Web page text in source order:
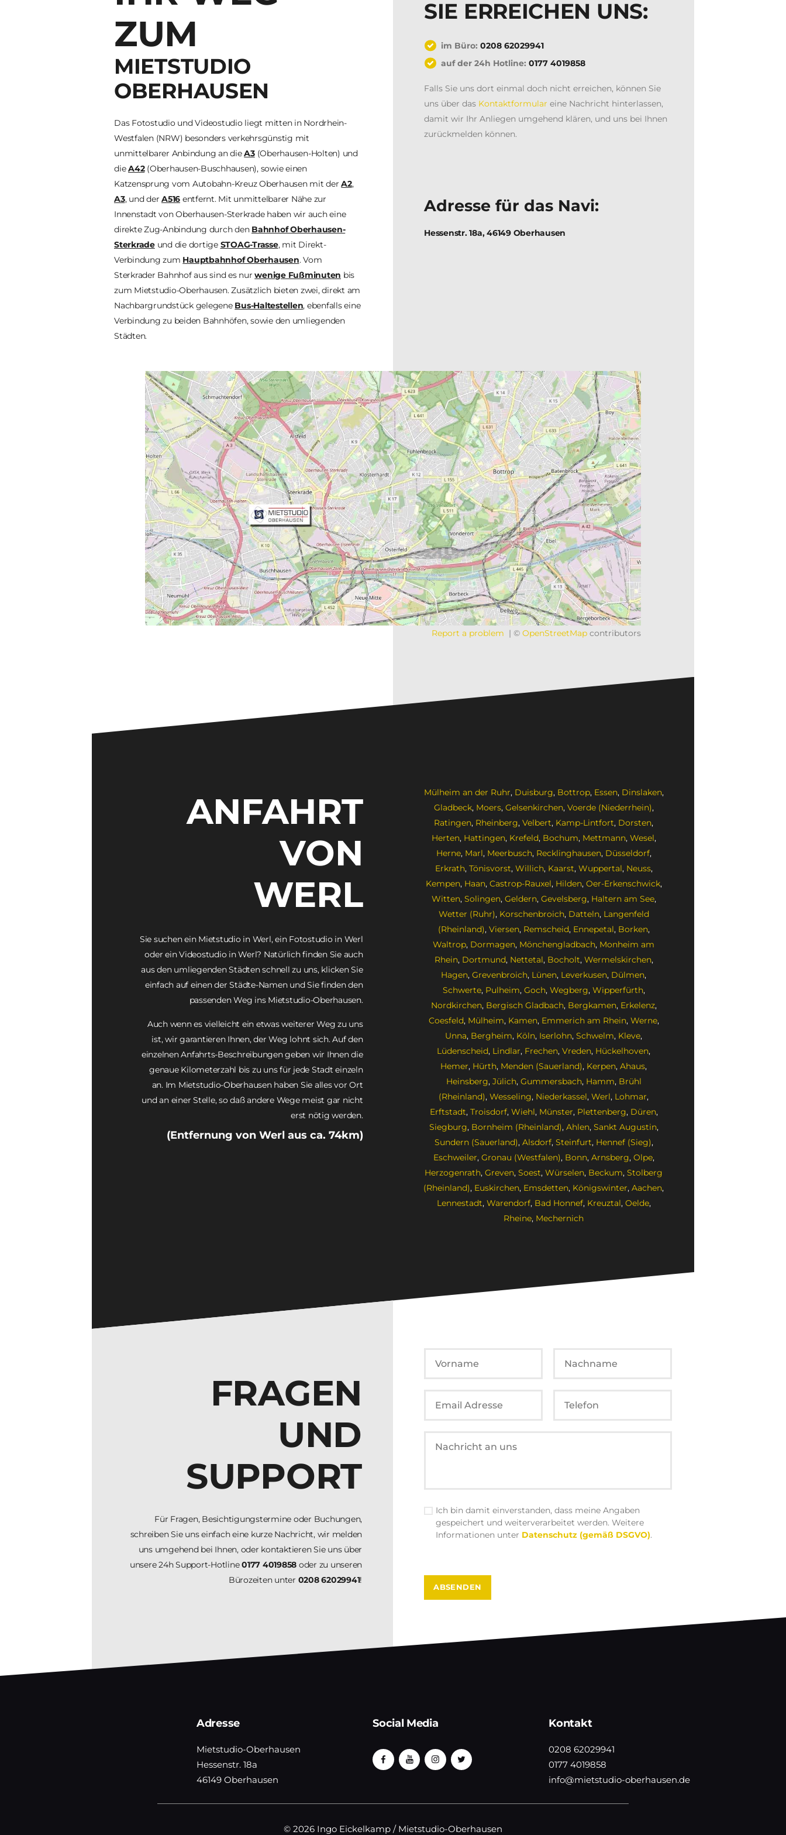
ZUM
MIETSTUDIO
OBERHAUSEN
Das Fotostudio und Videostudio liegt mitten in Nordrhein-
Westfalen (NRW) besonders verkehrsgünstig mit
unmittelbarer Anbindung an dieA3(Oberhausen-Holten) und
dieA42(Oberhausen-Buschhausen), sowie einen
Katzensprung vom Autobahn-Kreuz Oberhausen mit derA2,
A3, und der A516 entfernt. Mit unmittelbarer Nähe zur
Innenstadt von Oberhausen-Sterkrade haben wir auch eine
direkte Zug-Anbindung durch den Bahnhof Oberhausen-
Sterkradeund die dortige STOAG-Trasse, mit Direkt-
Verbindung zum Hauptbahnhof Oberhausen. Vom
Sterkrader Bahnhof aus sind es nurwenige Fußminuten bis
zum Mietstudio-Oberhausen. Zusätzlich bieten zwei, direkt am
Nachbargrundstück gelegene Bus-Haltestellen, ebenfalls eine
Verbindung zu beiden Bahnhöfen, sowie den umliegenden
Städten.
SIE ERREICHEN UNS:
im Büro:0208 62029941
auf der 24h Hotline:0177 4019858
Falls Sie uns dort einmal doch nicht erreichen, können Sie
uns über das Kontaktformular eine Nachricht hinterlassen,
damit wir Ihr Anliegen umgehend klären, und uns bei Ihnen
zurückmelden können.
Adresse für das Navi:
Hessenstr. 18a, 46149 Oberhausen
Report a problem | © OpenStreetMap contributors
ANFAHRT
VON
WERL
Sie suchen ein Mietstudio in Werl, ein Fotostudio in Werl
oder ein Videostudio in Werl? Natürlich finden Sie auch
aus den umliegenden Städten schnell zu uns, klicken Sie
einfach auf einen der Städte-Namen und Sie finden den
passenden Weg ins Mietstudio-Oberhausen.
Auch wenn es vielleicht ein etwas weiterer Weg zu uns
ist, wir garantieren Ihnen, der Weg lohnt sich. Auf den
einzelnen Anfahrts-Beschreibungen geben wir Ihnen die
genaue Kilometerzahl bis zu uns für jede Stadt einzeln
an. Im Mietstudio-Oberhausen haben Sie alles vor Ort
und an einer Stelle, so daß andere Wege meist gar nicht
erst nötig werden.
(Entfernung von Werl aus ca. 74km)
Mülheim an der Ruhr, Duisburg, Bottrop, Essen, Dinslaken,
Gladbeck, Moers, Gelsenkirchen, Voerde (Niederrhein),
Ratingen, Rheinberg, Velbert, Kamp-Lintfort, Dorsten,
Herten, Hattingen, Krefeld, Bochum, Mettmann, Wesel,
Herne, Marl, Meerbusch, Recklinghausen, Düsseldorf,
Erkrath, Tönisvorst, Willich, Kaarst, Wuppertal, Neuss,
Kempen, Haan, Castrop-Rauxel, Hilden, Oer-Erkenschwick,
Witten, Solingen, Geldern, Gevelsberg, Haltern am See,
Wetter (Ruhr), Korschenbroich, Datteln, Langenfeld
(Rheinland), Viersen, Remscheid, Ennepetal, Borken,
Waltrop, Dormagen, Mönchengladbach, Monheim am
Rhein, Dortmund, Nettetal, Bocholt, Wermelskirchen,
Hagen, Grevenbroich, Lünen, Leverkusen, Dülmen,
Schwerte, Pulheim, Goch, Wegberg, Wipperfürth,
Nordkirchen, Bergisch Gladbach, Bergkamen, Erkelenz,
Coesfeld, Mülheim, Kamen, Emmerich am Rhein, Werne,
Unna, Bergheim, Köln, Iserlohn, Schwelm, Kleve,
Lüdenscheid, Lindlar, Frechen, Vreden, Hückelhoven,
Hemer, Hürth, Menden (Sauerland), Kerpen, Ahaus,
Heinsberg, Jülich, Gummersbach, Hamm, Brühl
(Rheinland), Wesseling, Niederkassel, Werl, Lohmar,
Erftstadt, Troisdorf, Wiehl, Münster, Plettenberg, Düren,
Siegburg, Bornheim (Rheinland), Ahlen, Sankt Augustin,
Sundern (Sauerland), Alsdorf, Steinfurt, Hennef (Sieg),
Eschweiler, Gronau (Westfalen), Bonn, Arnsberg, Olpe,
Herzogenrath, Greven, Soest, Würselen, Beckum, Stolberg
(Rheinland), Euskirchen, Emsdetten, Königswinter, Aachen,
Lennestadt, Warendorf, Bad Honnef, Kreuztal, Oelde,
Rheine, Mechernich
FRAGEN
UND
SUPPORT
Für Fragen, Besichtigungstermine oder Buchungen,
schreiben Sie uns einfach eine kurze Nachricht, wir melden
uns umgehend bei Ihnen, oder kontaktieren Sie uns über
unsere 24h Support-Hotline0177 4019858 oder zu unseren
Bürozeiten unter 0208 62029941!
Ich bin damit einverstanden, dass meine Angaben
gespeichert und weiterverarbeitet werden. Weitere
Informationen unter Datenschutz (gemäß DSGVO).
Adresse
Mietstudio-Oberhausen
Hessenstr. 18a
46149 Oberhausen
Social Media Kontakt
0208 62029941
0177 4019858
info@mietstudio-oberhausen.de
© 2026 Ingo Eickelkamp / Mietstudio-Oberhausen